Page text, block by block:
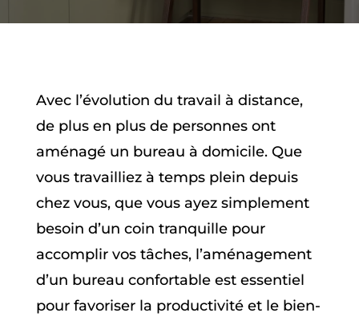
Avec l’évolution du travail à distance,
de plus en plus de personnes ont
aménagé un bureau à domicile. Que
vous travailliez à temps plein depuis
chez vous, que vous ayez simplement
besoin d’un coin tranquille pour
accomplir vos tâches, l’aménagement
d’un bureau confortable est essentiel
pour favoriser la productivité et le bien-